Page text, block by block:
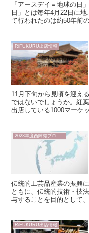
「アースデイ＝地球の日
日」とは毎年4月22日に
て行われたのは約50年前
RiFUKURU出店情報
11月下旬から見頃を迎え
ではないでしょうか。紅
出店している1000マーケ
伝統的工芸品産業の振興
ともに、伝統的技術・技
与することを目的として
RiFUKURU出店情報